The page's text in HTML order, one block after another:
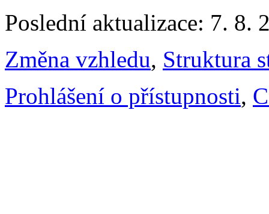
Poslední aktualizace: 7. 8.
Změna vzhledu, Struktura
Prohlášení o přístupnosti,